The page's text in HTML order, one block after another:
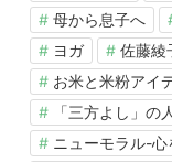
母から息子へ
ヨガ
佐藤綾
お米と米粉アイ
「三方よし」
ニューモラル-